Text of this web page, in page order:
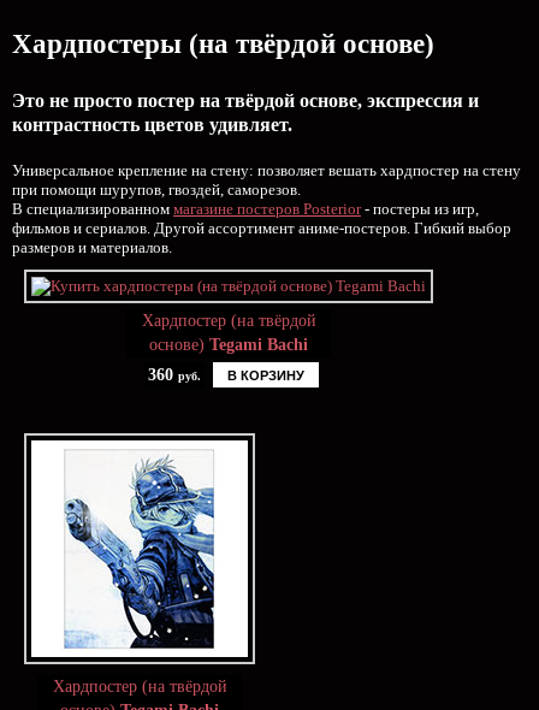
Хардпостеры (на твёрдой основе)
Это не просто постер на твёрдой основе, экспрессия и
контрастность цветов удивляет.
Универсальное крепление на стену: позволяет вешать хардпостер на стену
при помощи шурупов, гвоздей, саморезов.
В специализированном магазине постеров Posterior- постеры из игр,
фильмов и сериалов. Другой ассортимент аниме-постеров. Гибкий выбор
размеров и материалов.
Хардпостер (на твёрдой
основе) Tegami Bachi
360 руб. В КОРЗИНУ
Хардпостер (на твёрдой